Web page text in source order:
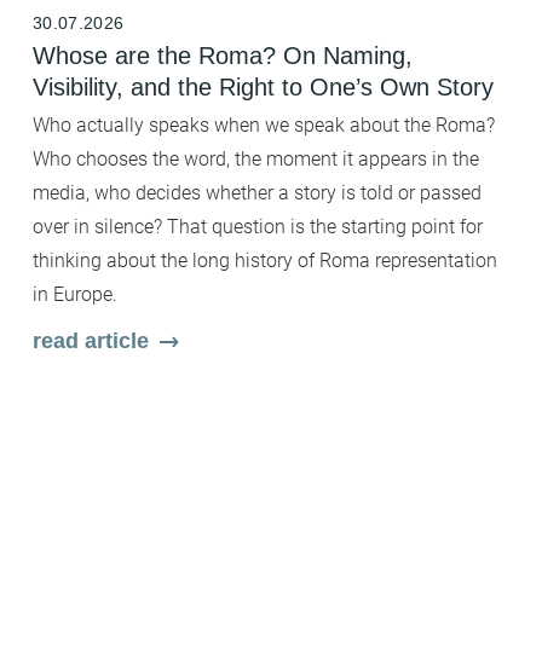
30.07.2026
Whose are the Roma? On Naming,
Visibility, and the Right to One’s Own Story
Who actually speaks when we speak about the Roma?
Who chooses the word, the moment it appears in the
media, who decides whether a story is told or passed
over in silence? That question is the starting point for
thinking about the long history of Roma representation
in Europe.
read article